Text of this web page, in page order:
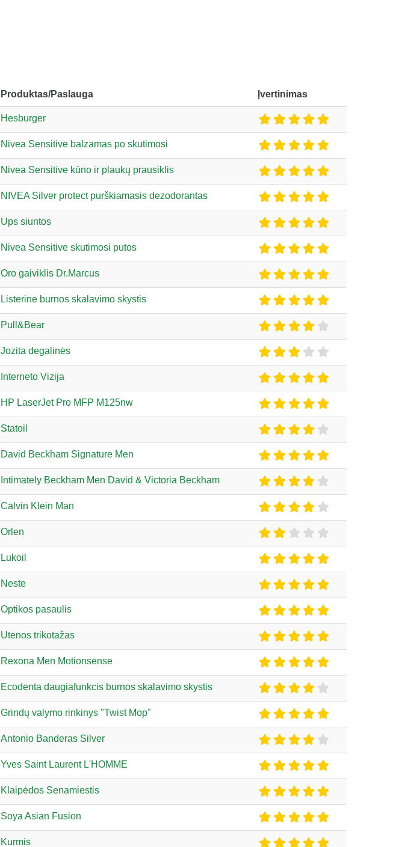
Produktas/Paslauga Įvertinimas
Hesburger
Nivea Sensitive balzamas po skutimosi
Nivea Sensitive kūno ir plaukų prausiklis
NIVEA Silver protect purškiamasis dezodorantas
Ups siuntos
Nivea Sensitive skutimosi putos
Oro gaiviklis Dr.Marcus
Listerine burnos skalavimo skystis
Pull&Bear
Jozita degalinės
Interneto Vizija
HP LaserJet Pro MFP M125nw
Statoil
David Beckham Signature Men
Intimately Beckham Men David & Victoria Beckham
Calvin Klein Man
Orlen
Lukoil
Neste
Optikos pasaulis
Utenos trikotažas
Rexona Men Motionsense
Ecodenta daugiafunkcis burnos skalavimo skystis
Grindų valymo rinkinys "Twist Mop"
Antonio Banderas Silver
Yves Saint Laurent L'HOMME
Klaipėdos Senamiestis
Soya Asian Fusion
Kurmis